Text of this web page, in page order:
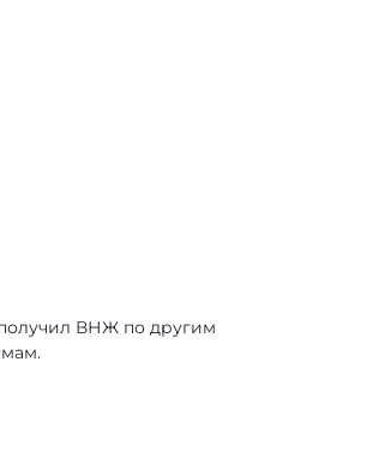
ВНЖ по другим